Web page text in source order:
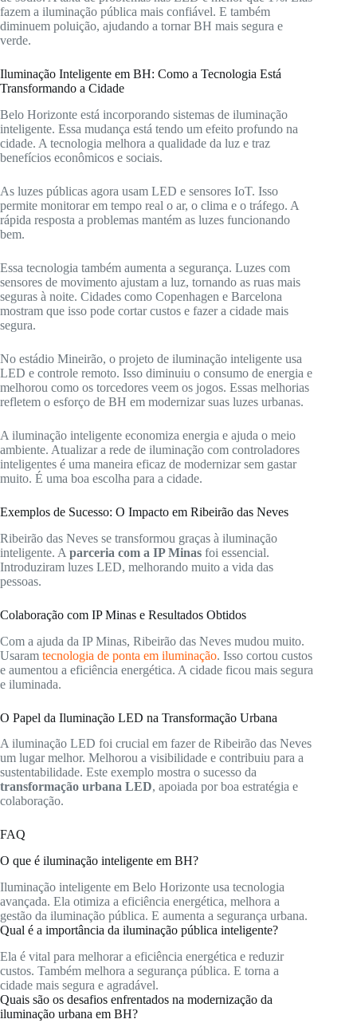
fazem a iluminação pública mais confiável. E também
diminuem poluição, ajudando a tornar BH mais segura e
verde.
Iluminação Inteligente em BH: Como a Tecnologia Está
Transformando a Cidade
Belo Horizonte está incorporando sistemas de iluminação
inteligente. Essa mudança está tendo um efeito profundo na
cidade. A tecnologia melhora a qualidade da luz e traz
benefícios econômicos e sociais.
As luzes públicas agora usam LED e sensores IoT. Isso
permite monitorar em tempo real o ar, o clima e o tráfego. A
rápida resposta a problemas mantém as luzes funcionando
bem.
Essa tecnologia também aumenta a segurança. Luzes com
sensores de movimento ajustam a luz, tornando as ruas mais
seguras à noite. Cidades como Copenhagen e Barcelona
mostram que isso pode cortar custos e fazer a cidade mais
segura.
No estádio Mineirão, o projeto de iluminação inteligente usa
LED e controle remoto. Isso diminuiu o consumo de energia e
melhorou como os torcedores veem os jogos. Essas melhorias
refletem o esforço de BH em modernizar suas luzes urbanas.
A iluminação inteligente economiza energia e ajuda o meio
ambiente. Atualizar a rede de iluminação com controladores
inteligentes é uma maneira eficaz de modernizar sem gastar
muito. É uma boa escolha para a cidade.
Exemplos de Sucesso: O Impacto em Ribeirão das Neves
Ribeirão das Neves se transformou graças à iluminação
inteligente. A parceria com a IP Minas foi essencial.
Introduziram luzes LED, melhorando muito a vida das
pessoas.
Colaboração com IP Minas e Resultados Obtidos
Com a ajuda da IP Minas, Ribeirão das Neves mudou muito.
Usaram tecnologia de ponta em iluminação. Isso cortou custos
e aumentou a eficiência energética. A cidade ficou mais segura
e iluminada.
O Papel da Iluminação LED na Transformação Urbana
A iluminação LED foi crucial em fazer de Ribeirão das Neves
um lugar melhor. Melhorou a visibilidade e contribuiu para a
sustentabilidade. Este exemplo mostra o sucesso da
transformação urbana LED, apoiada por boa estratégia e
colaboração.
FAQ
O que é iluminação inteligente em BH?
Iluminação inteligente em Belo Horizonte usa tecnologia
avançada. Ela otimiza a eficiência energética, melhora a
gestão da iluminação pública. E aumenta a segurança urbana.
Qual é a importância da iluminação pública inteligente?
Ela é vital para melhorar a eficiência energética e reduzir
custos. Também melhora a segurança pública. E torna a
cidade mais segura e agradável.
Quais são os desafios enfrentados na modernização da
iluminação urbana em BH?